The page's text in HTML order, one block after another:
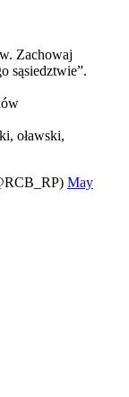
Zachowaj
sąsiedztwie”.
oławski,
May